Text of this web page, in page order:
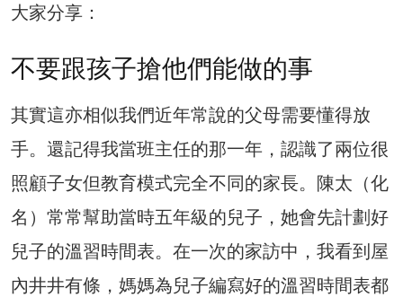
大家分享：
不要跟孩子搶他們能做的事
其實這亦相似我們近年常說的父母需要懂得放
手。還記得我當班主任的那一年，認識了兩位很
照顧子女但教育模式完全不同的家長。陳太（化
名）常常幫助當時五年級的兒子，她會先計劃好
兒子的溫習時間表。在一次的家訪中，我看到屋
內井井有條，媽媽為兒子編寫好的溫習時間表都